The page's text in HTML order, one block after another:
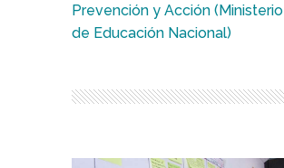
Prevención y Acción (Ministerio
de Educación Nacional)